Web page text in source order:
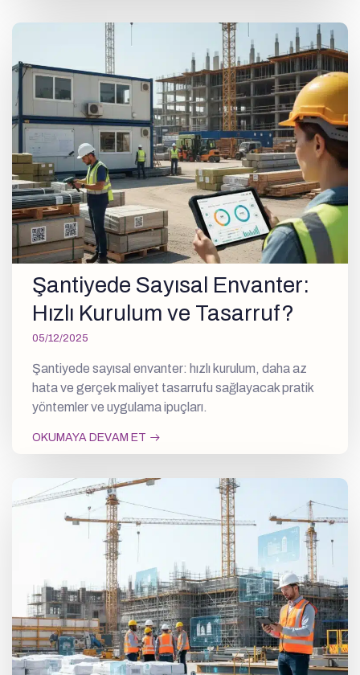
Şantiyede Sayısal Envanter:
Hızlı Kurulum ve Tasarruf?
05/12/2025
Şantiyede sayısal envanter: hızlı kurulum, daha az
hata ve gerçek maliyet tasarrufu sağlayacak pratik
yöntemler ve uygulama ipuçları.
OKUMAYA DEVAM ET